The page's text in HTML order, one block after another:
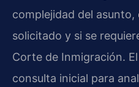
complejidad del asunto,
solicitado y si se
Corte de Inmigración.
consulta inicial para